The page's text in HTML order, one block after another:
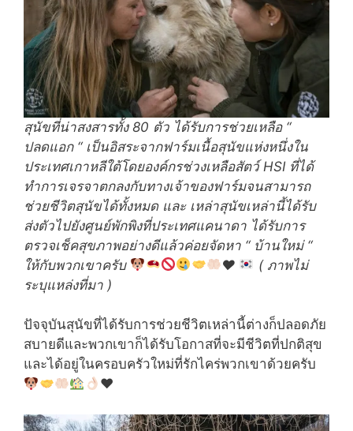
สุนัขที่น่าสงสารทั้ง 80 ตัว ได้รับการช่วยเหลือ “
ปลดแอก “ เป็นอิสระจากฟาร์มเนื้อสุนัขแห่งหนึ่งใน
ประเทศเกาหลีใต้โดยองค์กรช่วงเหลือสัตว์ HSI ที่ได้
ทำการเจรจาตกลงกับทางเจ้าของฟาร์มจนสามารถ
ช่วยชีวิตสุนัขได้ทั้งหมด และ เหล่าสุนัขเหล่านี้ได้รับ
ส่งตัวไปยังศูนย์พักพิงที่ประเทศแคนาดา ได้รับการ
ตรวจเช็คสุขภาพอย่างดีแล้วค่อยจัดหา “ บ้านใหม่ “
ให้กับพวกเขาครับ
♥️
( ภาพไม่
ระบุแหล่งที่มา )
ปัจจุบันสุนัขที่ได้รับการช่วยชีวิตเหล่านี้ต่างก็ปลอดภัย
สบายดีและพวกเขาก็ได้รับโอกาสที่จะมีชีวิตที่ปกติสุข
และได้อยู่ในครอบครัวใหม่ที่รักไคร่พวกเขาด้วยครับ
♥️